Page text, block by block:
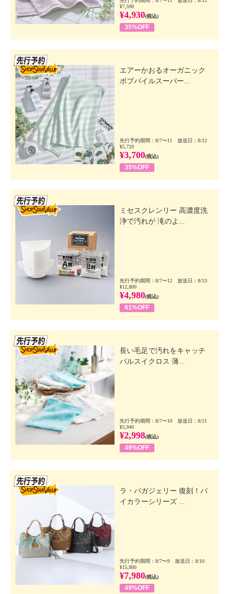
¥7,590
¥4,930(税込)
35%OFF
エアーかおるオーガニック
ボブパイルスーパー...
先行予約期間：8/7〜11 放送日：8/12
¥5,720
¥3,700(税込)
35%OFF
ミセスクレンリー 高濃度洗
浄で汚れが 滝のよ...
先行予約期間：8/7〜12 放送日：8/13
¥12,800
¥4,980(税込)
61%OFF
長い毛足で汚れをキャッチ
パルスイクロス 薄...
先行予約期間：8/7〜10 放送日：8/11
¥5,940
¥2,998(税込)
49%OFF
ラ・バガジェリー 復刻！バ
イカラーシリーズ ...
先行予約期間：8/7〜9 放送日：8/10
¥15,800
¥7,980(税込)
49%OFF